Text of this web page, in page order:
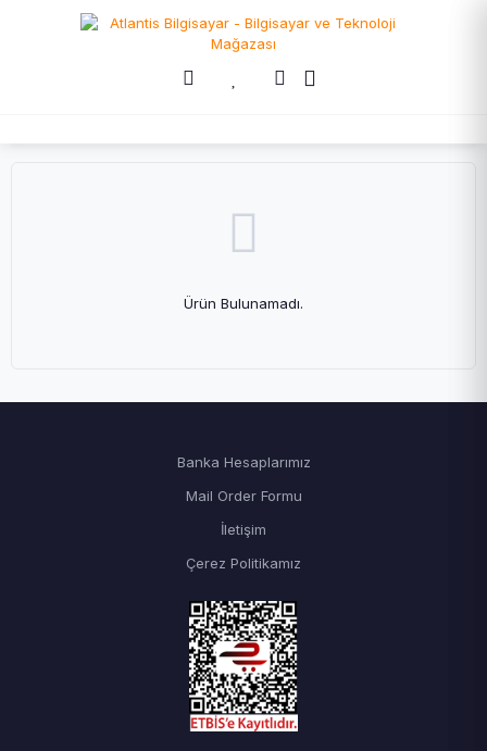
Ürün Bulunamadı.
Banka Hesaplarımız
Mail Order Formu
İletişim
Çerez Politikamız